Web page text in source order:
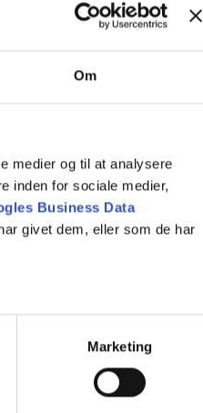
Om
medier og til at analysere
inden for sociale medier,
Business Data
givet dem, eller som de har
Marketing